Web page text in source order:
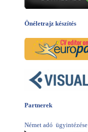
Önéletrajz készítés
Partnerek
Német adó ügyintézése